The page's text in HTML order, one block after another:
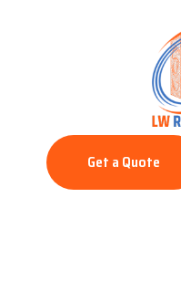
Get a Quote